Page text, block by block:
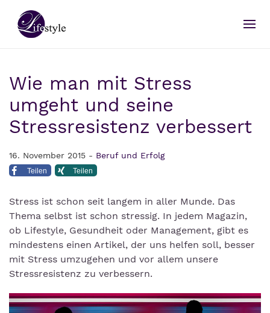
Wie man mit Stress
umgeht und seine
Stressresistenz verbessert
16. November 2015 - Beruf und Erfolg
Teilen Teilen
Stress ist schon seit langem in aller Munde. Das
Thema selbst ist schon stressig. In jedem Magazin,
ob Lifestyle, Gesundheit oder Management, gibt es
mindestens einen Artikel, der uns helfen soll, besser
mit Stress umzugehen und vor allem unsere
Stressresistenz zu verbessern.